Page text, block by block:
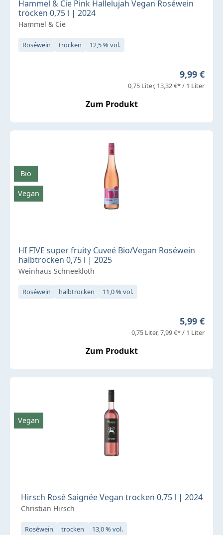
Hammel & Cie Pink Hallelujah Vegan Roséwein
trocken 0,75 l | 2024
Hammel & Cie
Roséwein trocken 12,5 % vol.
Regulärer
9,99 €
0,75 Liter 13,32 €* / 1 Liter
Zum Produkt
HI FIVE super fruity Cuveé Bio/Vegan Roséwein
halbtrocken 0,75 l | 2025
Weinhaus Schneekloth
Roséwein halbtrocken 11,0 % vol.
Regulärer
5,99 €
0,75 Liter 7,99 €* / 1 Liter
Zum Produkt
Bio
Vegan
Hirsch Rosé Saignée Vegan trocken 0,75 l | 2024
Christian Hirsch
Roséwein trocken 13,0 % vol.
Vegan